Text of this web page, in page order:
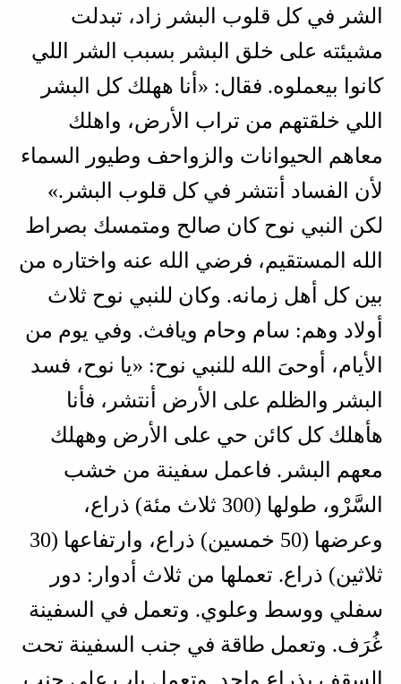
الشر في كل قلوب البشر زاد، تبدلت
مشيئته على خلق البشر بسبب الشر اللي
كانوا بيعملوه. فقال: «أنا ههلك كل البشر
اللي خلقتهم من تراب الأرض، واهلك
معاهم الحيوانات والزواحف وطيور السماء
لأن الفساد أنتشر في كل قلوب البشر.»
لكن النبي نوح كان صالح ومتمسك بصراط
الله المستقيم، فرضي الله عنه واختاره من
بين كل أهل زمانه. وكان للنبي نوح ثلاث
أولاد وهم: سام وحام ويافث. وفي يوم من
الأيام، أوحىَ الله للنبي نوح: «يا نوح، فسد
البشر والظلم على الأرض أنتشر، فأنا
هأهلك كل كائن حي على الأرض وههلك
معهم البشر. فاعمل سفينة من خشب
السَّرْو، طولها (300 ثلاث مئة) ذراع،
وعرضها (50 خمسين) ذراع، وارتفاعها (30
ثلاثين) ذراع. تعملها من ثلاث أدوار: دور
سفلي ووسط وعلوي. وتعمل في السفينة
غُرَف. وتعمل طاقة في جنب السفينة تحت
السقف بذراع واحد. وتعمل باب على جنب